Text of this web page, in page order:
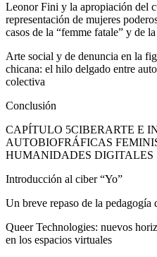
Leonor Fini y la apropiación del
representación de mujeres
casos de la “femme fatale” y de
Arte social y de denuncia en la
chicana: el hilo delgado entre
colectiva
Conclusión
CAPÍTULO 5CIBERARTE E
AUTOBIOFRÁFICAS
HUMANIDADES DIGITALES
Introducción al ciber “Yo”
Un breve repaso de la pedagogía
Queer Technologies: nuevos
en los espacios virtuales